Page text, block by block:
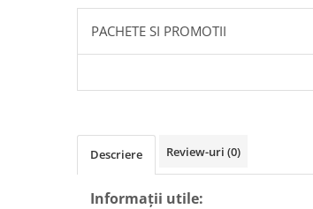
PACHETE SI PROMOTII
Descriere Review-uri (0)
Informații utile: